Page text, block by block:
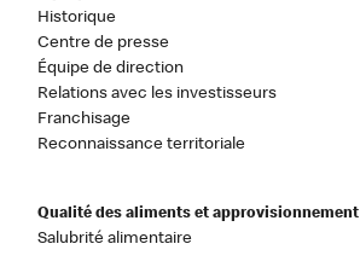
Historique
Centre de presse
Équipe de direction
Relations avec les investisseurs
Franchisage
Reconnaissance territoriale
Qualité des aliments et approvisionnement
Salubrité alimentaire